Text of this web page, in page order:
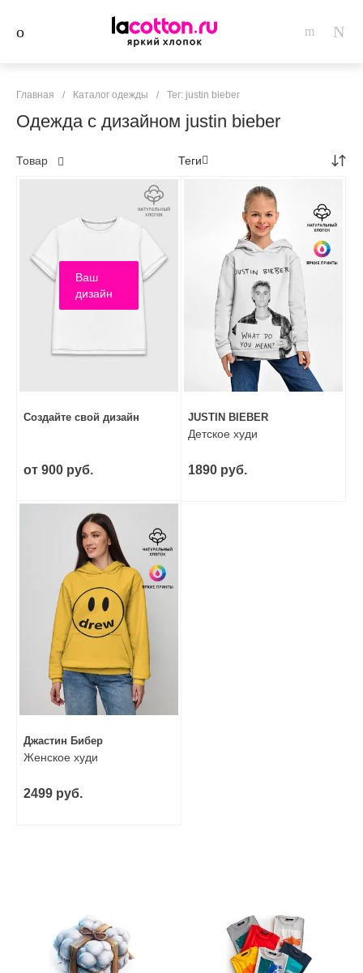
Главная / Каталог одежды / Тег: justin bieber
Одежда с дизайном justin bieber
Товар Теги
Ваш
дизайн
Создайте свой дизайн
от 900 руб.
JUSTIN BIEBER
Детское худи
1890 руб.
Джастин Бибер
Женское худи
2499 руб.